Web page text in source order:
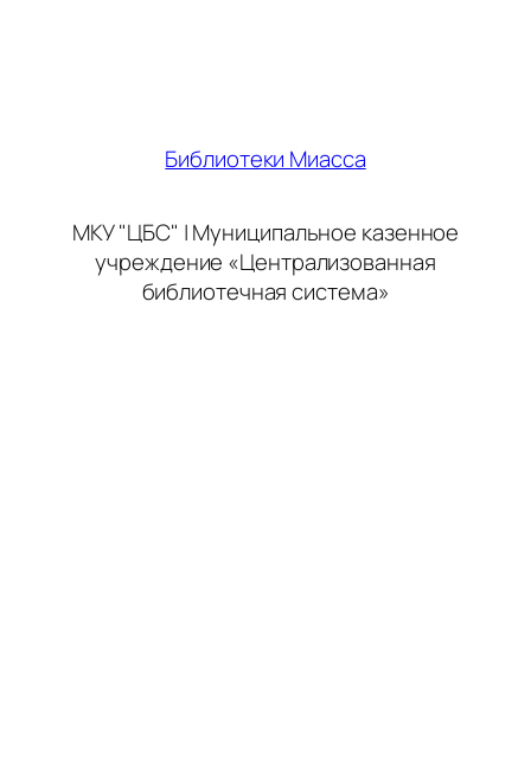
Библиотеки Миасса
МКУ "ЦБС" | Муниципальное казенное
учреждение «Централизованная
библиотечная система»